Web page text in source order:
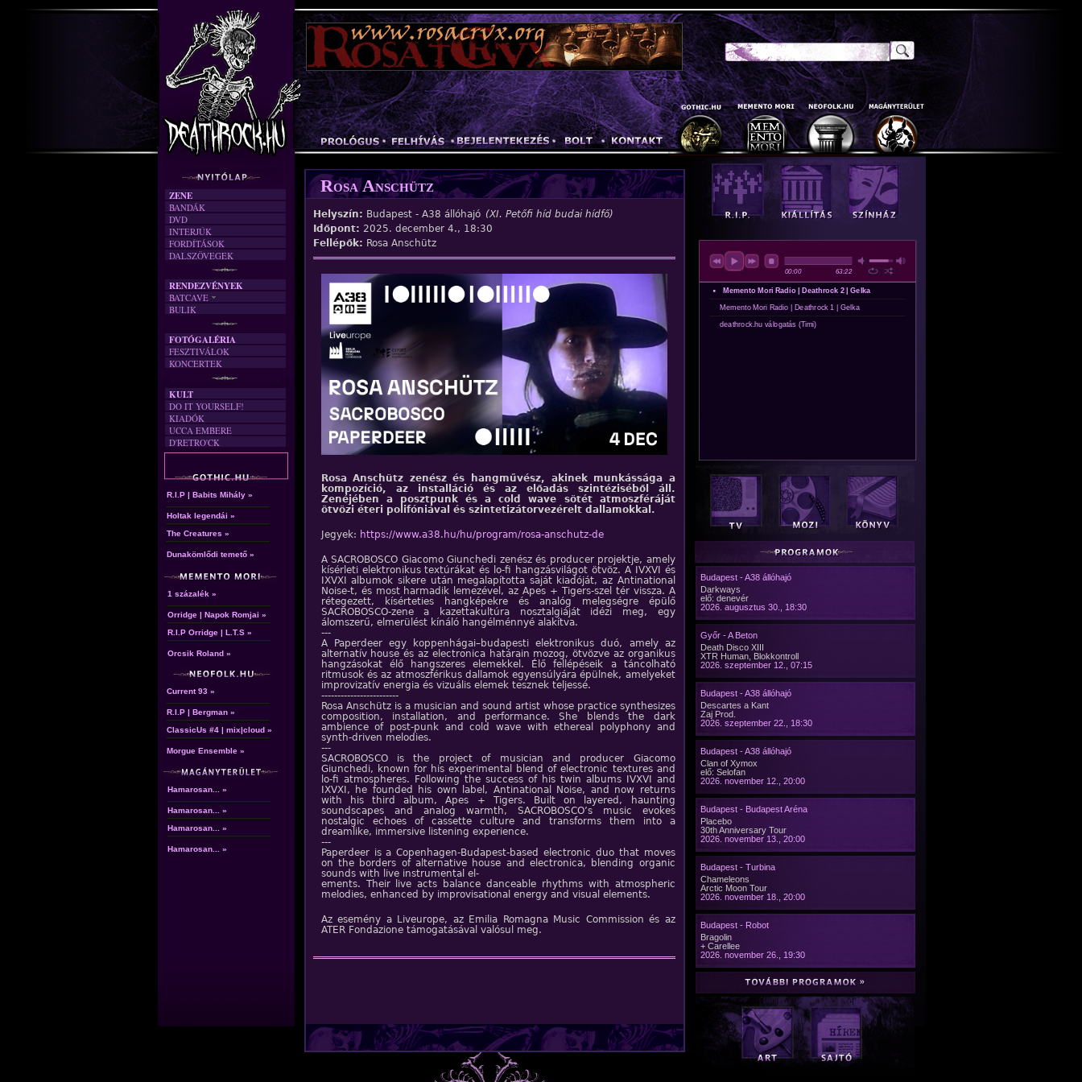
Jump to navigation
Rosa Anschütz
Helyszín: Budapest - A38 állóhajó (XI. Petőfi híd budai hídfő)
Időpont: 2025. december 4., 18:30
Fellépők: Rosa Anschütz
Rosa Anschütz zenész és hangművész, akinek munkássága a
kompozíció, az installáció és az előadás szintéziséből áll.
Zenéjében a posztpunk és a cold wave sötét atmoszféráját
ötvözi éteri polifóniával és szintetizátorvezérelt dallamokkal.
Jegyek: https://www.a38.hu/hu/program/rosa-anschutz-de
A SACROBOSCO Giacomo Giunchedi zenész és producer projektje, amely
kísérleti elektronikus textúrákat és lo-fi hangzásvilágot ötvöz. A IVXVI és
IXVXI albumok sikere után megalapította saját kiadóját, az Antinational
Noise-t, és most harmadik lemezével, az Apes + Tigers-szel tér vissza. A
rétegezett, kísérteties hangképekre és analóg melegségre épülő
SACROBOSCO-zene a kazettakultúra nosztalgiáját idézi meg, egy
álomszerű, elmerülést kínáló hangélménnyé alakítva.
---
A Paperdeer egy koppenhágai–budapesti elektronikus duó, amely az
alternatív house és az electronica határain mozog, ötvözve az organikus
hangzásokat élő hangszeres elemekkel. Élő fellépéseik a táncolható
ritmusok és az atmoszférikus dallamok egyensúlyára épülnek, amelyeket
improvizatív energia és vizuális elemek tesznek teljessé.
------------------------
Rosa Anschütz is a musician and sound artist whose practice synthesizes
composition, installation, and performance. She blends the dark
ambience of post-punk and cold wave with ethereal polyphony and
synth-driven melodies.
---
SACROBOSCO is the project of musician and producer Giacomo
Giunchedi, known for his experimental blend of electronic textures and
lo-fi atmospheres. Following the success of his twin albums IVXVI and
IXVXI, he founded his own label, Antinational Noise, and now returns
with his third album, Apes + Tigers. Built on layered, haunting
soundscapes and analog warmth, SACROBOSCO’s music evokes
nostalgic echoes of cassette culture and transforms them into a
dreamlike, immersive listening experience.
---
Paperdeer is a Copenhagen-Budapest-based electronic duo that moves
on the borders of alternative house and electronica, blending organic
sounds with live instrumental el-
ements. Their live acts balance danceable rhythms with atmospheric
melodies, enhanced by improvisational energy and visual elements.
Az esemény a Liveurope, az Emilia Romagna Music Commission és az
ATER Fondazione támogatásával valósul meg.
Keresés Űrlap
Keresés
ZENE
BANDÁK
DVD
INTERJÚK
FORDÍTÁSOK
DALSZÖVEGEK
RENDEZVÉNYEK
BATCAVE
AKTUÁLIS
A MÚLT
BULIK
FOTÓGALÉRIA
FESZTIVÁLOK
KONCERTEK
KULT
DO IT YOURSELF!
KIADÓK
UCCA EMBERE
D'RETRO'CK
R.I.P | Babits Mihály »
Holtak legendái »
The Creatures »
Dunakömlődi temető »
1 százalék »
Orridge | Napok Romjai »
R.I.P Orridge | L.T.S »
Orcsik Roland »
Current 93 »
R.I.P | Bergman »
ClassicUs #4 | mix|cloud »
Morgue Ensemble »
Hamarosan... »
Hamarosan... »
Hamarosan... »
Hamarosan... »
Budapest - A38 állóhajó
Darkways
elő: denevér
2026. augusztus 30., 18:30
Győr - A Beton
Death Disco XIII
XTR Human, Blokkontroll
2026. szeptember 12., 07:15
Budapest - A38 állóhajó
Descartes a Kant
Zaj Prod.
2026. szeptember 22., 18:30
Budapest - A38 állóhajó
Clan of Xymox
elő: Selofan
2026. november 12., 20:00
Budapest - Budapest Aréna
Placebo
30th Anniversary Tour
2026. november 13., 20:00
Budapest - Turbina
Chameleons
Arctic Moon Tour
2026. november 18., 20:00
Budapest - Robot
Bragolin
+ Carellee
2026. november 26., 19:30